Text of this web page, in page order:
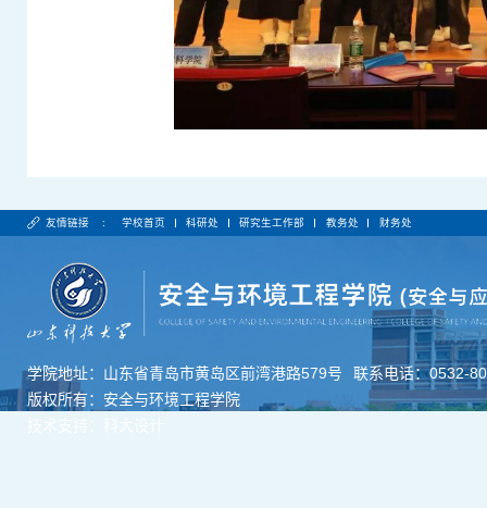
友情链接 : 学校首页 科研处 研究生工作部 教务处 财务处
学院地址：山东省青岛市黄岛区前湾港路579号
联系电话：0532-
版权所有：安全与环境工程学院